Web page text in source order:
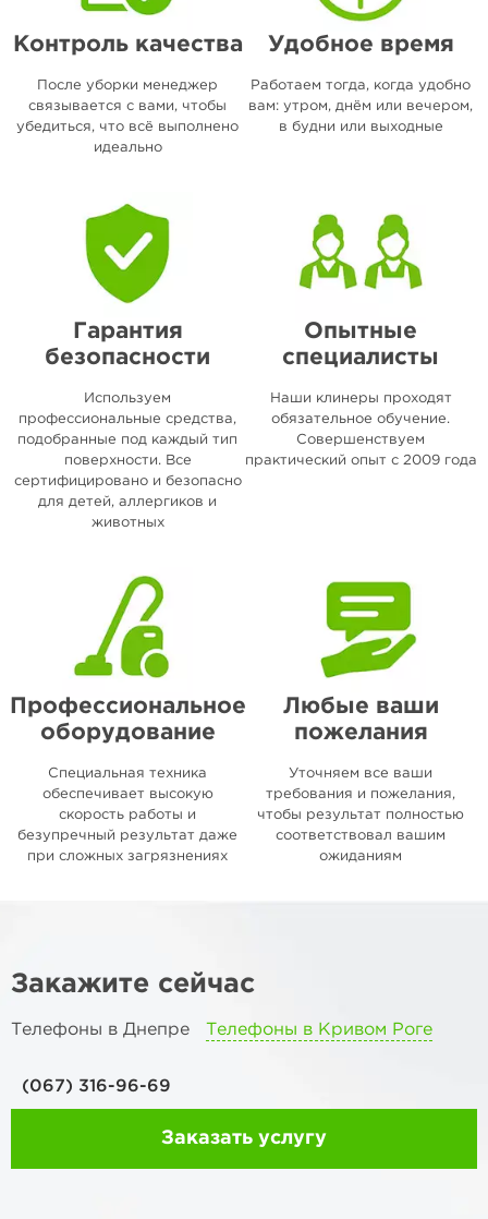
Контроль качества
После уборки менеджер
связывается с вами, чтобы
убедиться, что всё выполнено
идеально
Удобное время
Работаем тогда, когда удобно
вам: утром, днём или вечером,
в будни или выходные
Гарантия
безопасности
Используем
профессиональные средства,
подобранные под каждый тип
поверхности. Все
сертифицировано и безопасно
для детей, аллергиков и
животных
Опытные
специалисты
Наши клинеры проходят
обязательное обучение.
Совершенствуем
практический опыт с 2009 года
Профессиональное
оборудование
Специальная техника
обеспечивает высокую
скорость работы и
безупречный результат даже
при сложных загрязнениях
Любые ваши
пожелания
Уточняем все ваши
требования и пожелания,
чтобы результат полностью
соответствовал вашим
ожиданиям
Закажите сейчас
Телефоны в Днепре Телефоны в Кривом Роге
(067) 316-96-69
Заказать услугу